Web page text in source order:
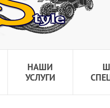
НАШИ
УСЛУГИ